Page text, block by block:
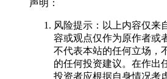
声明：
风险提示：以上内容仅来
容或观点仅作为原作者或
不代表本站的任何立场，
的任何投资建议。在作出
投资者应根据自身情况考